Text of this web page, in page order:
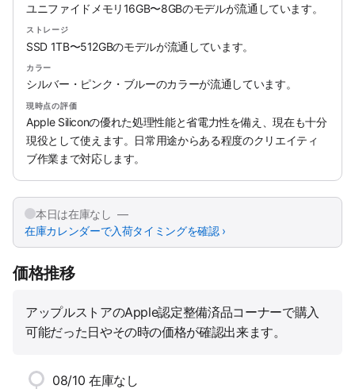
ユニファイドメモリ16GB〜8GBのモデルが流通しています。
ストレージ
SSD 1TB〜512GBのモデルが流通しています。
カラー
シルバー・ピンク・ブルーのカラーが流通しています。
現時点の評価
Apple Siliconの優れた処理性能と省電力性を備え、現在も十分
現役として使えます。日常用途からある程度のクリエイティ
ブ作業まで対応します。
本日は在庫なし —
在庫カレンダーで入荷タイミングを確認 ›
価格推移
アップルストアのApple認定整備済品コーナーで購入
可能だった日やその時の価格が確認出来ます。
08/10 在庫なし